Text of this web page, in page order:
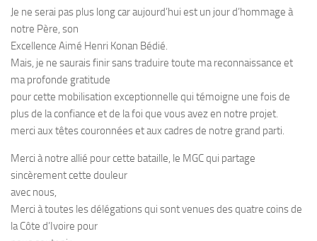
Je ne serai pas plus long car aujourd’hui est un jour d’hommage à
notre Père, son
Excellence Aimé Henri Konan Bédié.
Mais, je ne saurais finir sans traduire toute ma reconnaissance et
ma profonde gratitude
pour cette mobilisation exceptionnelle qui témoigne une fois de
plus de la confiance et de la foi que vous avez en notre projet.
merci aux têtes couronnées et aux cadres de notre grand parti.
Merci à notre allié pour cette bataille, le MGC qui partage
sincèrement cette douleur
avec nous,
Merci à toutes les délégations qui sont venues des quatre coins de
la Côte d’Ivoire pour